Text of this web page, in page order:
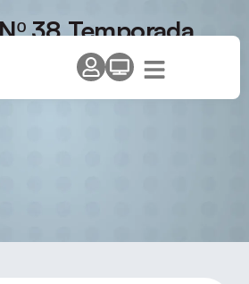
38 Temporada
Torneo Máster –
de Madrid»